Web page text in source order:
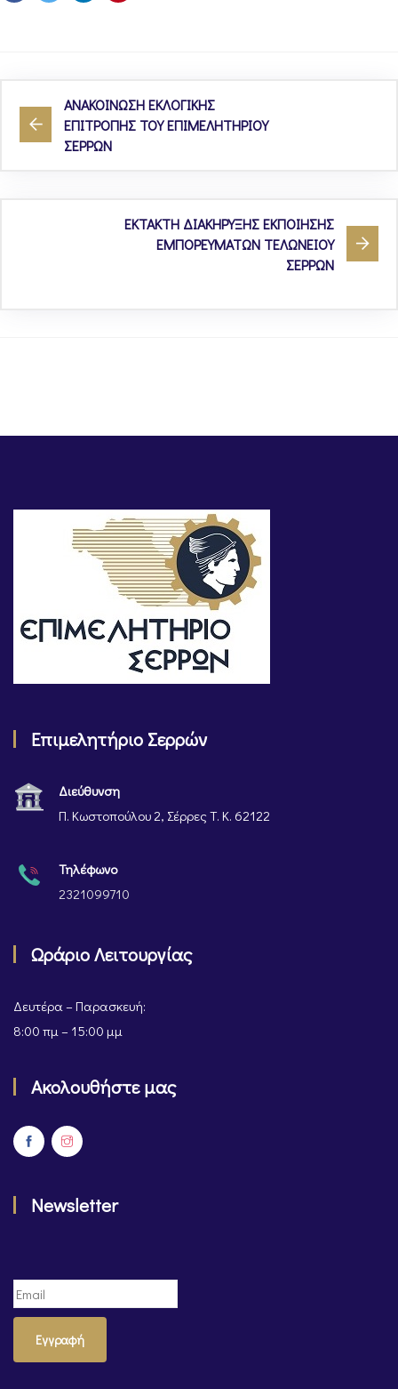
ΑΝΑΚΟΙΝΩΣΗ ΕΚΛΟΓΙΚΗΣ
ΕΠΙΤΡΟΠΗΣ ΤΟΥ ΕΠΙΜΕΛΗΤΗΡΙΟΥ
ΣΕΡΡΩΝ
ΕΚΤΑΚΤΗ ΔΙΑΚΗΡΥΞΗΣ ΕΚΠΟΙΗΣΗΣ
ΕΜΠΟΡΕΥΜΑΤΩΝ ΤΕΛΩΝΕΙΟΥ
ΣΕΡΡΩΝ
Επιμελητήριο Σερρών
Διεύθυνση
Π. Κωστοπούλου 2, Σέρρες Τ. Κ. 62122
Τηλέφωνο
2321099710
Ωράριο Λειτουργίας
Δευτέρα – Παρασκευή:
8:00 πμ – 15:00 μμ
Ακολουθήστε μας
Newsletter
Εγγραφή